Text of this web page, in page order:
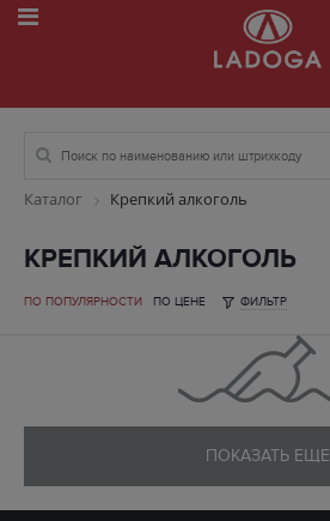
Каталог Крепкий алкоголь
КРЕПКИЙ АЛКОГОЛЬ
ПО ПОПУЛЯРНОСТИ ПО ЦЕНЕ ФИЛЬТР
ПОКАЗАТЬ ЕЩЕ